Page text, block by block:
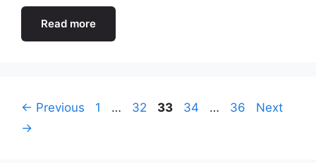
Read more
← Previous Page
1 … Page
32 Page
33 Page
34 … Page
36
Next
→